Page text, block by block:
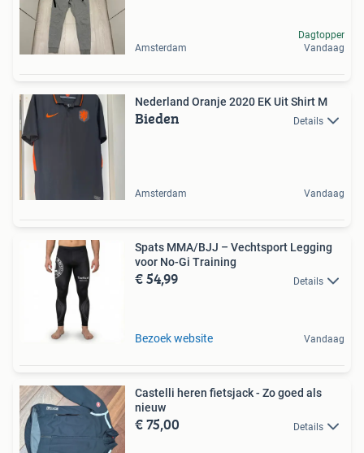
Amsterdam
Dagtopper
Vandaag
Nederland Oranje 2020 EK Uit Shirt M
Bieden Details
Amsterdam Vandaag
Spats MMA/BJJ – Vechtsport Legging
voor No-Gi Training
€ 54,99 Details
Bezoek website Vandaag
Castelli heren fietsjack - Zo goed als
nieuw
€ 75,00 Details